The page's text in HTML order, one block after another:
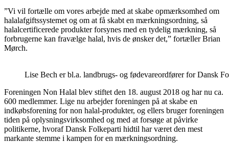
”Vi vil fortælle om vores arbejde med at skabe opmærksomhed om
halalafgiftssystemet og om at få skabt en mærkningsordning, så
halalcertificerede produkter forsynes med en tydelig mærkning, så
forbrugerne kan fravælge halal, hvis de ønsker det,” fortæller Brian
Mørch.
Lise Bech er bl.a. landbrugs- og fødevareordfører for Dansk
Foreningen Non Halal blev stiftet den 18. august 2018 og har nu ca.
600 medlemmer. Lige nu arbejder foreningen på at skabe en
indkøbsforening for non halal-produkter, og ellers bruger foreningen
tiden på oplysningsvirksomhed og med at forsøge at påvirke
politikerne, hvoraf Dansk Folkeparti hidtil har været den mest
markante stemme i kampen for en mærkningsordning.